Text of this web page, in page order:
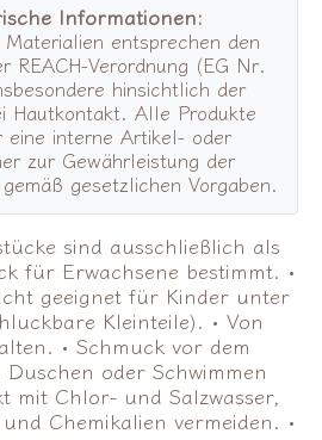
Informationen:
entsprechen den
REACH-Verordnung (EG Nr.
hinsichtlich der
Hautkontakt. Alle Produkte
eine interne Artikel- oder
zur Gewährleistung der
gesetzlichen Vorgaben.
sind ausschließlich als
für Erwachsene bestimmt. •
geeignet für Kinder unter
Kleinteile). • Von
• Schmuck vor dem
oder Schwimmen
mit Chlor- und Salzwasser,
Chemikalien vermeiden. •